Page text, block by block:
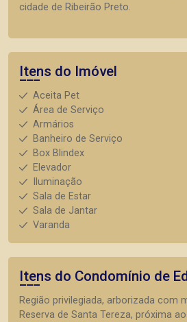
cidade de Ribeirão Preto.
Itens do Imóvel
Aceita Pet
Área de Serviço
Armários
Banheiro de Serviço
Box Blindex
Elevador
Iluminação
Sala de Estar
Sala de Jantar
Varanda
Itens do Condomínio de
Região privilegiada, arborizada com
Reserva de Santa Tereza, próxima